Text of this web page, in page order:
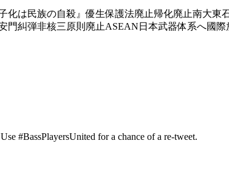
化は民族の自殺』優生保護法廃止帰化廃止南大東
門糾弾非核三原則廃止ASEAN日本武器体系へ國
#BassPlayersUnited for a chance of a re-tweet.